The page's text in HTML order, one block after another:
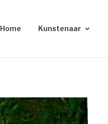
Home Kunstenaar